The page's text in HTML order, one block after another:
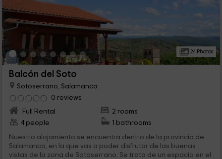
24 Photos
Balcón del Soto
Sotoserrano, Salamanca
0 reviews
Full Rental
2 rooms
4 people
1 bathrooms
Nuestro alojamiento se encuentra dentro de la provincia de
Salamanca, en la que vas a poder disfrutar de las buenas
vistas de la zona de Sotoserrano. Se trata de un espacio en el